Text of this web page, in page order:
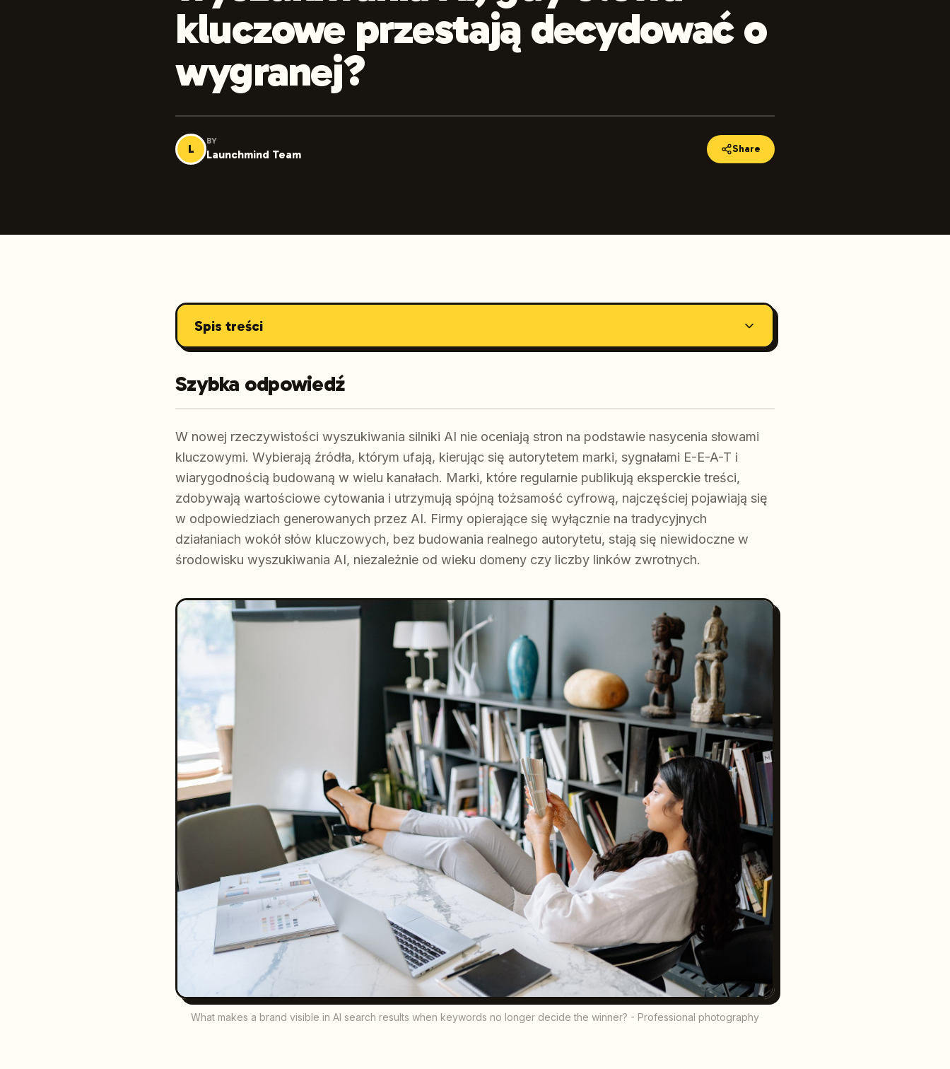
kluczowe przestają decydować o
wygranej?
L
BY
Launchmind Team Share
Spis treści
Szybka odpowiedź
W nowej rzeczywistości wyszukiwania silniki AI nie oceniają stron na podstawie nasycenia słowami
kluczowymi. Wybierają źródła, którym ufają, kierując się autorytetem marki, sygnałami E-E-A-T i
wiarygodnością budowaną w wielu kanałach. Marki, które regularnie publikują eksperckie treści,
zdobywają wartościowe cytowania i utrzymują spójną tożsamość cyfrową, najczęściej pojawiają się
w odpowiedziach generowanych przez AI. Firmy opierające się wyłącznie na tradycyjnych
działaniach wokół słów kluczowych, bez budowania realnego autorytetu, stają się niewidoczne w
środowisku wyszukiwania AI, niezależnie od wieku domeny czy liczby linków zwrotnych.
What makes a brand visible in AI search results when keywords no longer decide the winner? - Professional photography